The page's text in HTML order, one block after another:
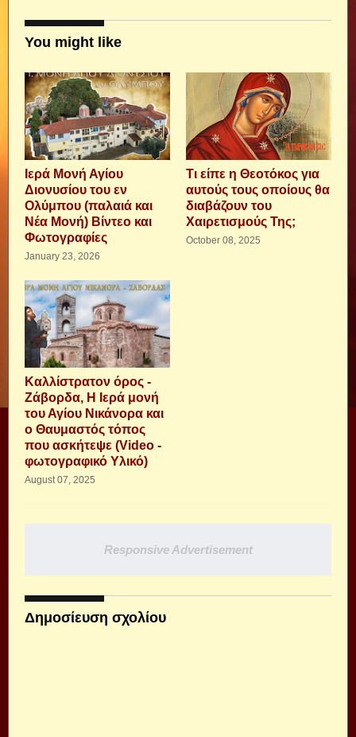
You might like
Ιερά Μονή Αγίου
Διονυσίου του εν
Ολύμπου (παλαιά και
Νέα Μονή) Βίντεο και
Φωτογραφίες
January 23, 2026
Τι είπε η Θεοτόκος για
αυτούς τους οποίους θα
διαβάζουν του
Χαιρετισμούς Της;
October 08, 2025
Καλλίστρατον όρος -
Ζάβορδα, Η Ιερά μονή
του Αγίου Νικάνορα και
ο Θαυμαστός τόπος
που ασκήτεψε (Video -
φωτογραφικό Υλικό)
August 07, 2025
Responsive Advertisement
Δημοσίευση σχολίου